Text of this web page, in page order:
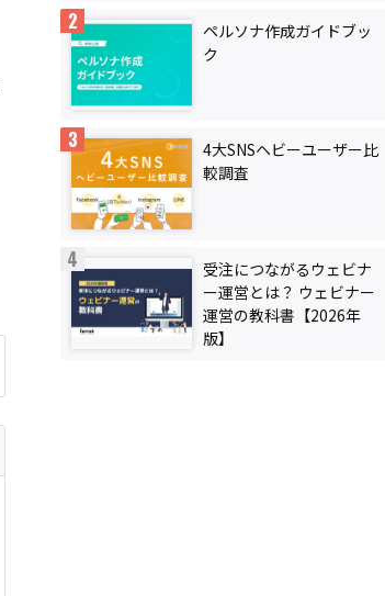
ペルソナ作成ガイドブッ
ク
4大SNSヘビーユーザー比
較調査
受注につながるウェビナ
ー運営とは？ ウェビナー
運営の教科書【2026年
版】